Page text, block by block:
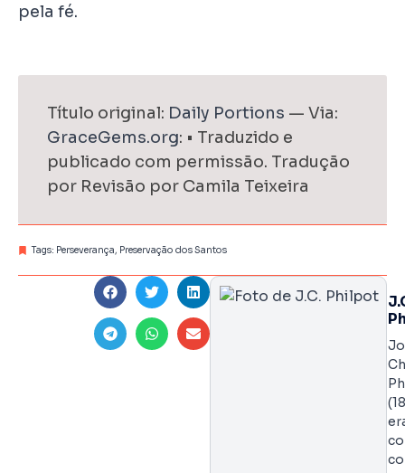
pela fé.
Título original: Daily Portions — Via:
GraceGems.org: • Traduzido e
publicado com permissão. Tradução
por Revisão por Camila Teixeira
Tags: Perseverança, Preservação dos Santos